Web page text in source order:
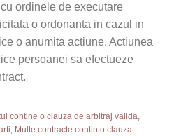
ordinele de executare
o ordonanta in cazul in
o anumita actiune. Actiunea
persoanei sa efectueze
contine o clauza de arbitraj valida,
, Multe contracte contin o clauza,